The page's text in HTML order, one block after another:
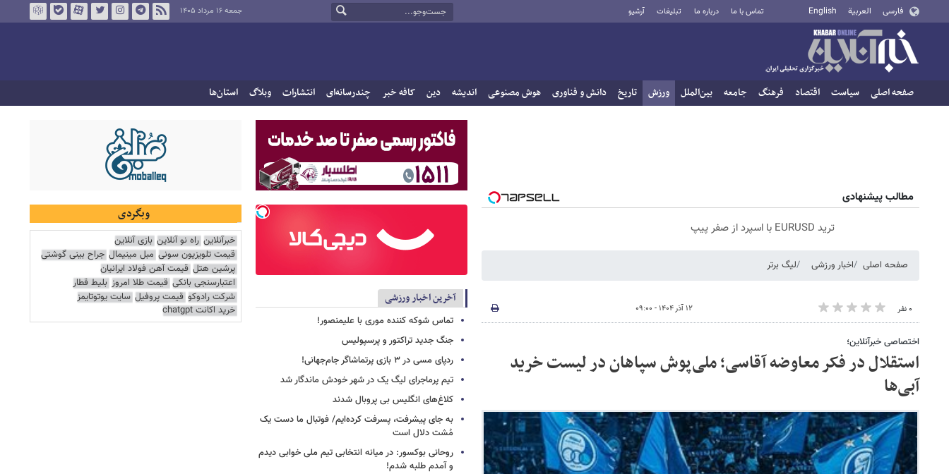
فارسی العربية English تماس با ما درباره ما تبلیغات آرشیو جمعه ۱۶ مرداد ۱۴۰۵
صفحه اصلی سیاست اقتصاد فرهنگ جامعه بین‌الملل ورزش تاریخ دانش و فناوری هوش مصنوعی اندیشه دین کافه خبر چندرسانه‌ای انتشارات وبلاگ استان‌ها
مطالب پیشنهادی
ترید EURUSD با اسپرد از صفر پیپ
صفحه اصلی اخبار ورزشی لیگ برتر
۰ نفر ۱۲ آذر ۱۴۰۴ - ۰۹:۰۰
اختصاصی خبرآنلاین؛
استقلال در فکر معاوضه آقاسی؛ ملی‌پوش سپاهان در لیست خرید
آبی‌ها
آخرین اخبار ورزشی
تماس شوکه کننده موری با علیمنصور!
جنگ جدید تراکتور و پرسپولیس
ردپای مسی در ۳ بازی پرتماشاگر جام‌جهانی!
تیم پرماجرای لیگ یک در شهر خودش ماندگار شد
کلاغ‌های انگلیس بی پروبال شدند
به جای پیشرفت، پسرفت کرده‌ایم/ فوتبال ما دست یک
مُشت دلال است
روحانی بوکسور: در میانه انتخابی تیم ملی خوابی دیدم
و آمدم طلبه شدم!
وبگردی
خبرآنلاین راه نو آنلاین بازی آنلاین
قیمت تلویزیون سونی مبل مینیمال جراح بینی گوشتی
پرشین هتل قیمت آهن فولاد ایرانیان
اعتبارسنجی بانکی قیمت طلا امروز بلیط قطار
شرکت رادوکو قیمت پروفیل سایت یوتوتایمز
خرید اکانت chatgpt